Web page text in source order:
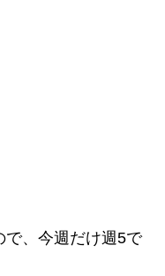
で、今週だけ週5で